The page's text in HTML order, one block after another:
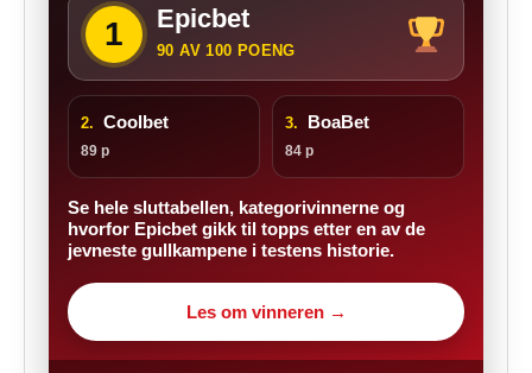
1 Epicbet
90 AV 100 POENG
2. Coolbet
89 p
3. BoaBet
84 p
Se hele sluttabellen, kategorivinnerne og
hvorfor Epicbet gikk til topps etter en av de
jevneste gullkampene i testens historie.
Les om vinneren →